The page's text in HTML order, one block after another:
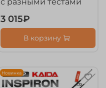
3 015₽
В корзину
Новинка